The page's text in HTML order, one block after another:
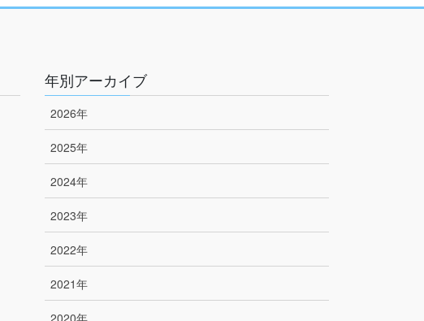
年別アーカイブ
2026年
2025年
2024年
2023年
2022年
2021年